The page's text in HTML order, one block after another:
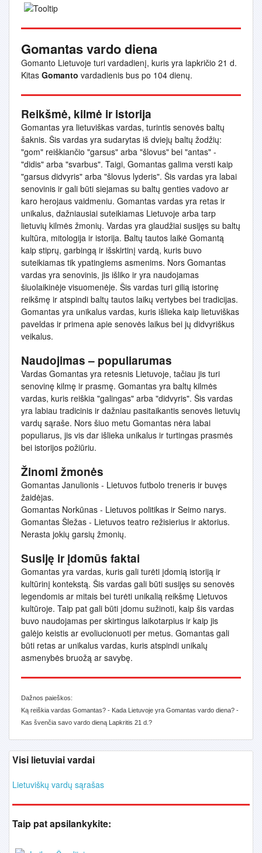
Gomantas vardo diena
Gomanto Lietuvoje turi vardadienį, kuris yra lapkričio 21 d.
Kitas Gomanto vardadienis bus po 104 dienų.
Reikšmė, kilmė ir istorija
Gomantas yra lietuviškas vardas, turintis senovės baltų
šaknis. Šis vardas yra sudarytas iš dviejų baltų žodžių:
"gom" reiškiančio "garsus" arba "šlovus" bei "antas" -
"didis" arba "svarbus". Taigi, Gomantas galima versti kaip
"garsus didvyris" arba "šlovus lyderis". Šis vardas yra labai
senovinis ir gali būti siejamas su baltų genties vadovo ar
karo herojaus vaidmeniu. Gomantas vardas yra retas ir
unikalus, dažniausiai suteikiamas Lietuvoje arba tarp
lietuvių kilmės žmonių. Vardas yra glaudžiai susijęs su baltų
kultūra, mitologija ir istorija. Baltų tautos laikė Gomantą
kaip stiprų, garbingą ir išskirtinį vardą, kuris buvo
suteikiamas tik ypatingiems asmenims. Nors Gomantas
vardas yra senovinis, jis išliko ir yra naudojamas
šiuolaikinėje visuomenėje. Šis vardas turi gilią istorinę
reikšmę ir atspindi baltų tautos laikų vertybes bei tradicijas.
Gomantas yra unikalus vardas, kuris išlieka kaip lietuviškas
paveldas ir primena apie senovės laikus bei jų didvyriškus
veikalus.
Naudojimas – populiarumas
Vardas Gomantas yra retesnis Lietuvoje, tačiau jis turi
senovinę kilmę ir prasmę. Gomantas yra baltų kilmės
vardas, kuris reiškia "galingas" arba "didvyris". Šis vardas
yra labiau tradicinis ir dažniau pasitaikantis senovės lietuvių
vardų sąraše. Nors šiuo metu Gomantas nėra labai
populiarus, jis vis dar išlieka unikalus ir turtingas prasmės
bei istorijos požiūriu.
Žinomi žmonės
Gomantas Janulionis - Lietuvos futbolo treneris ir buvęs
žaidėjas.
Gomantas Norkūnas - Lietuvos politikas ir Seimo narys.
Gomantas Šležas - Lietuvos teatro režisierius ir aktorius.
Nerasta jokių garsių žmonių.
Susiję ir įdomūs faktai
Gomantas yra vardas, kuris gali turėti įdomią istoriją ir
kultūrinį kontekstą. Šis vardas gali būti susijęs su senovės
legendomis ar mitais bei turėti unikalią reikšmę Lietuvos
kultūroje. Taip pat gali būti įdomu sužinoti, kaip šis vardas
buvo naudojamas per skirtingus laikotarpius ir kaip jis
galėjo keistis ar evoliucionuoti per metus. Gomantas gali
būti retas ar unikalus vardas, kuris atspindi unikalų
asmenybės bruožą ar savybę.
Dažnos paieškos:
Ką reiškia vardas Gomantas? - Kada Lietuvoje yra Gomantas vardo diena? -
Kas švenčia savo vardo dieną Lapkritis 21 d.?
Visi lietuviai vardai
Lietuviškų vardų sąrašas
Taip pat apsilankykite: